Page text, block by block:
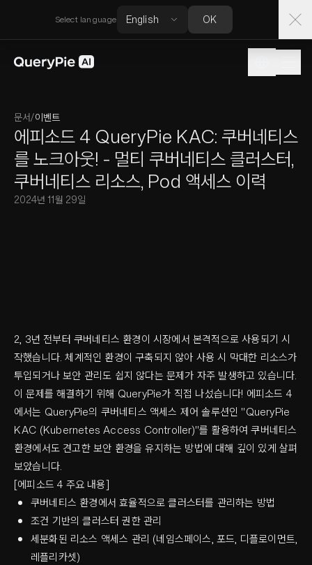
Select language OK
문서/이벤트
에피소드 4 QueryPie KAC: 쿠버네티스
를 노크아웃! - 멀티 쿠버네티스 클러스터,
쿠버네티스 리소스, Pod 액세스 이력
2024년 11월 29일
2, 3년 전부터 쿠버네티스 환경이 시장에서 본격적으로 사용되기 시
작했습니다. 체계적인 환경이 구축되지 않아 사용 시 막대한 리소스가
투입되거나 보안 관리도 쉽지 않다는 문제가 자주 발생하고 있습니다.
이 문제를 해결하기 위해 QueryPie가 직접 나섰습니다! 에피소드 4
에서는 QueryPie의 쿠버네티스 액세스 제어 솔루션인 "QueryPie
KAC (Kubernetes Access Controller)"를 활용하여 쿠버네티스
환경에서도 견고한 보안 환경을 유지하는 방법에 대해 깊이 있게 살펴
보았습니다.
[에피소드 4 주요 내용]
쿠버네티스 환경에서 효율적으로 클러스터를 관리하는 방법
조건 기반의 클러스터 권한 관리
세분화된 리소스 액세스 관리 (네임스페이스, 포드, 디플로이먼트,
레플리카셋)